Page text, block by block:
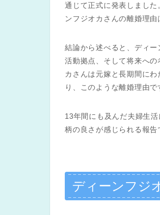
通じて正式に発表しまし
ンフジオカさんの離婚理由
結論から述べると、ディ
活動拠点、そして将来へ
カさんは元嫁と長期間に
り、このような離婚理由
13年間にも及んだ夫婦生
柄の良さが感じられる報告
ディーンフジ